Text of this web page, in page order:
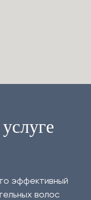
эффективный
волос